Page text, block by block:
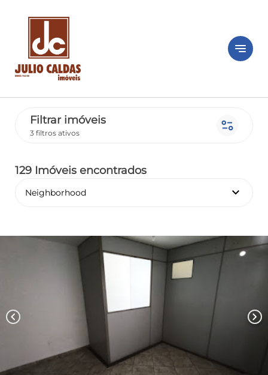
notes
Filtrar imóveis
3 filtros ativos page_info
129 Imóveis encontrados
Neighborhood keyboard_arrow_down
chevron_left chevron_right